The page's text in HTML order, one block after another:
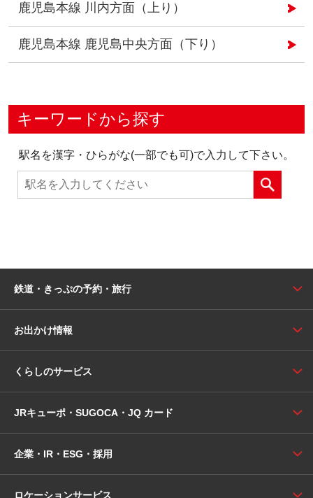
鹿児島本線 川内方面（上り）
鹿児島本線 鹿児島中央方面（下り）
キーワードから探す
駅名を漢字・ひらがな(一部でも可)で入力して下さい。
鉄道・きっぷの予約・旅行
お出かけ情報
くらしのサービス
JRキューポ・SUGOCA・JQ カード
企業・IR・ESG・採用
ロケーションサービス